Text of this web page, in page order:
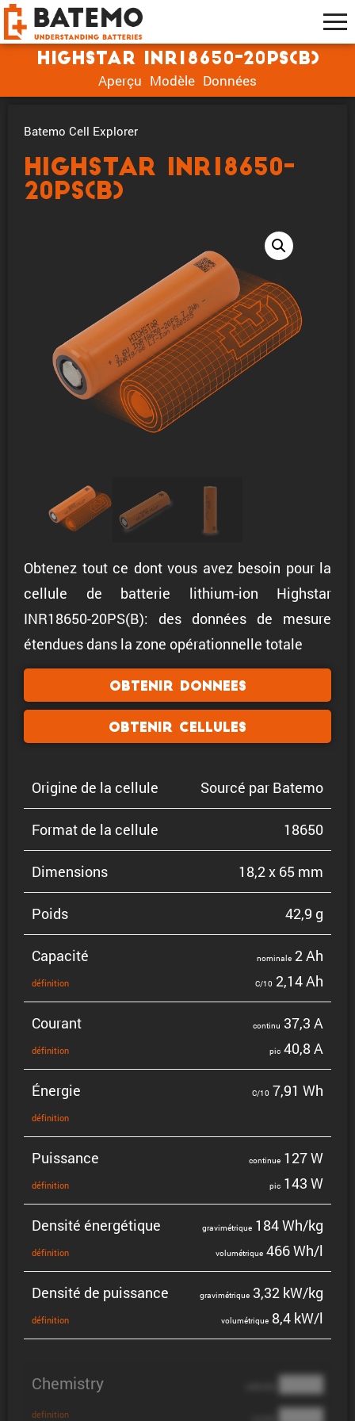
Highstar INR18650-20PS(B)
Aperçu Modèle Données
Batemo Cell Explorer
Highstar INR18650-
20PS(B)
Obtenez tout ce dont vous avez besoin pour la
cellule de batterie lithium-ion Highstar
INR18650-20PS(B): des données de mesure
étendues dans la zone opérationnelle totale
Obtenir donnees
Obtenir cellules
Origine de la cellule Sourcé par Batemo
Format de la cellule 18650
Dimen­sions 18,2 x 65 mm
Poids 42,9 g
Capacité
défini­tion
nominale 2 Ah
C/10 2,14 Ah
Courant
défini­tion
continu 37,3 A
pic 40,8 A
Énergie
défini­tion
C/10 7,91 Wh
Puissance
défini­tion
continue 127 W
pic 143 W
Densité énergé­tique
défini­tion
gravi­mé­trique 184 Wh/kg
volumé­trique 466 Wh/l
Densité de puissance
défini­tion
gravi­mé­trique 3,32 kW/kg
volumé­trique 8,4 kW/l
Chemistry
definition
████
████